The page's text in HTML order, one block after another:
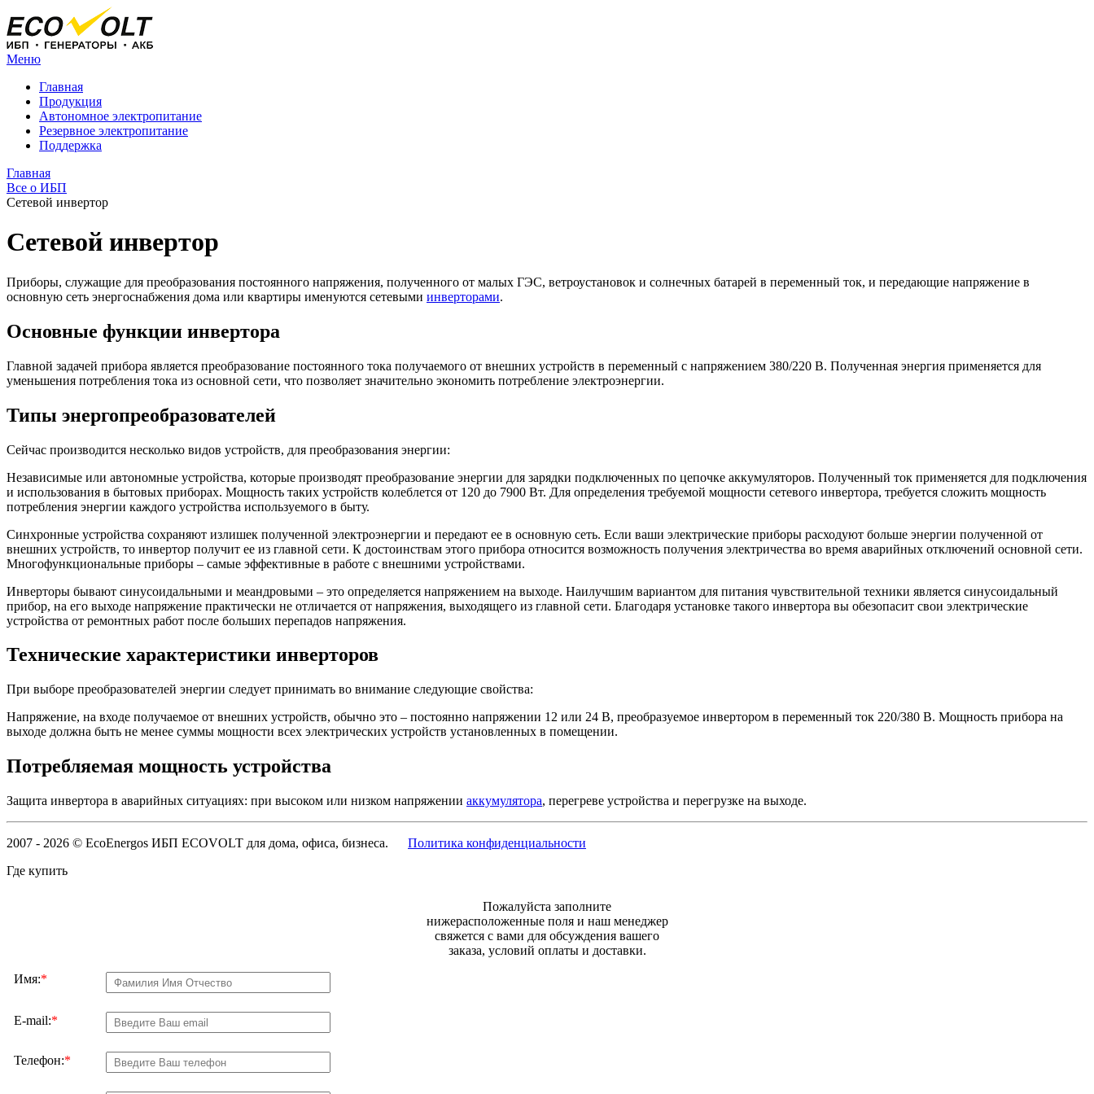
Меню
Главная
Продукция
Автономное электропитание
Резервное электропитание
Поддержка
Главная
Все о ИБП
Сетевой инвертор
Сетевой инвертор
Приборы, служащие для преобразования постоянного напряжения, полученного от малых ГЭС, ветроустановок и солнечных батарей в переменный ток, и передающие напряжение в
основную сеть энергоснабжения дома или квартиры именуются сетевыми инверторами.
Основные функции инвертора
Главной задачей прибора является преобразование постоянного тока получаемого от внешних устройств в переменный с напряжением 380/220 В. Полученная энергия применяется для
уменьшения потребления тока из основной сети, что позволяет значительно экономить потребление электроэнергии.
Типы энергопреобразователей
Сейчас производится несколько видов устройств, для преобразования энергии:
Независимые или автономные устройства, которые производят преобразование энергии для зарядки подключенных по цепочке аккумуляторов. Полученный ток применяется для подключения
и использования в бытовых приборах. Мощность таких устройств колеблется от 120 до 7900 Вт. Для определения требуемой мощности сетевого инвертора, требуется сложить мощность
потребления энергии каждого устройства используемого в быту.
Синхронные устройства сохраняют излишек полученной электроэнергии и передают ее в основную сеть. Если ваши электрические приборы расходуют больше энергии полученной от
внешних устройств, то инвертор получит ее из главной сети. К достоинствам этого прибора относится возможность получения электричества во время аварийных отключений основной сети.
Многофункциональные приборы – самые эффективные в работе с внешними устройствами.
Инверторы бывают синусоидальными и меандровыми – это определяется напряжением на выходе. Наилучшим вариантом для питания чувствительной техники является синусоидальный
прибор, на его выходе напряжение практически не отличается от напряжения, выходящего из главной сети. Благодаря установке такого инвертора вы обезопасит свои электрические
устройства от ремонтных работ после больших перепадов напряжения.
Технические характеристики инверторов
При выборе преобразователей энергии следует принимать во внимание следующие свойства:
Напряжение, на входе получаемое от внешних устройств, обычно это – постоянно напряжении 12 или 24 В, преобразуемое инвертором в переменный ток 220/380 В. Мощность прибора на
выходе должна быть не менее суммы мощности всех электрических устройств установленных в помещении.
Потребляемая мощность устройства
Защита инвертора в аварийных ситуациях: при высоком или низком напряжении аккумулятора, перегреве устройства и перегрузке на выходе.
2007 - 2026 © EcoEnergos ИБП ECOVOLT для дома, офиса, бизнеса. Политика конфиденциальности
Где купить
Пожалуйста заполните
нижерасположенные поля и наш менеджер
свяжется с вами для обсуждения вашего
заказа, условий оплаты и доставки.
Имя:*
E-mail:*
Телефон:*